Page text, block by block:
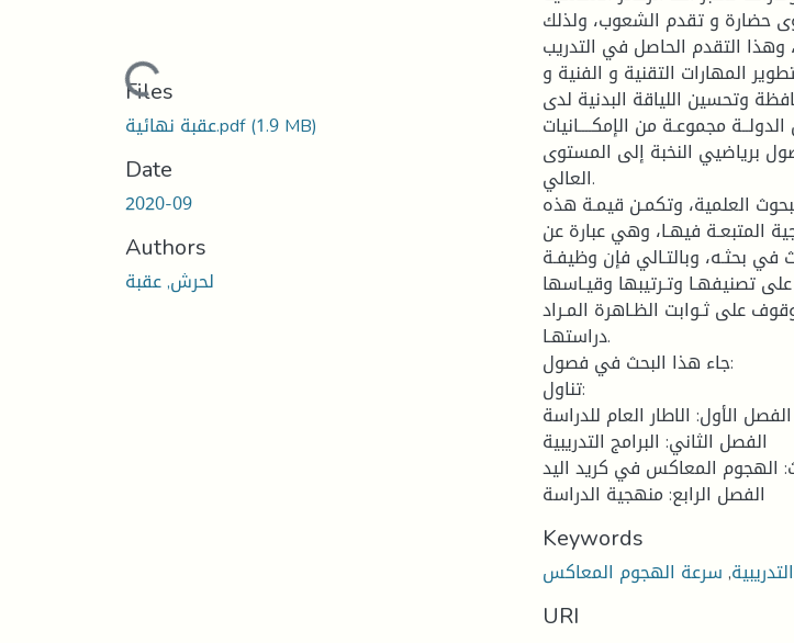
Loading...
Files
عقبة نهائية.pdf(1.9 MB)
Date
2020-09
Authors
لحرش, عقبة
و تقدم الشعوب، ولذلك
وهذا التقدم الحاصل في التدريب
المهارات التقنية و الفنية و
وتحسين اللياقة البدنية لدى
مجموعـة من الإمكــــانيات
برياضيي النخبة إلى المستوى
العالي.
العلمية، وتكمـن قيمـة هذه
المتبعـة فيهـا، وهي عبارة عن
في بحثـه، وبالتـالي فإن وظيفـة
تصنيفهـا وتـرتيبها وقيـاسها
على ثـوابت الظـاهرة المـراد
دراستهـا.
جاء هذا البحث في فصول:
تناول:
الفصل الأول: الاطار العام للدراسة
الفصل الثاني: البرامج التدريبية
الهجوم المعاكس في كريد اليد
الفصل الرابع: منهجية الدراسة
Keywords
,سرعة الهجوم المعاكس
URI